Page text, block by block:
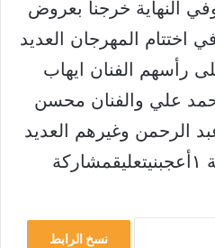
النهاية خرجنا بعروض
اختتام المهرجان العديد
رأسهم الفنان ايهاب
علي والفنان محسن
الرحمن وغيرهم العديد
نسخ الرابط